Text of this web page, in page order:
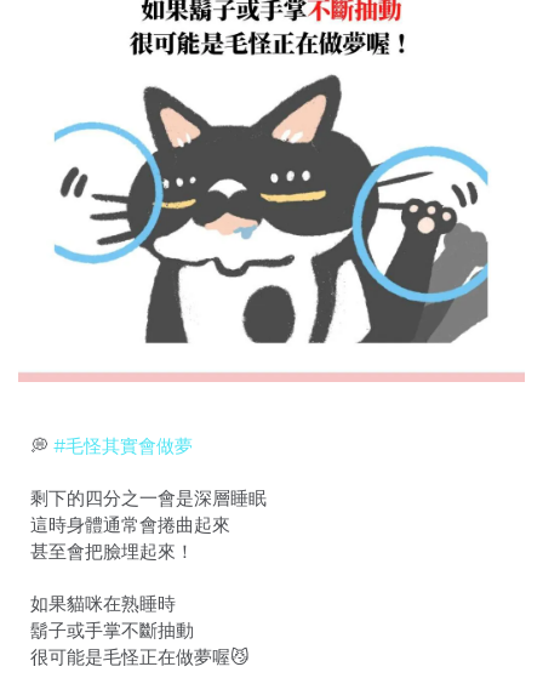
💭 #毛怪其實會做夢
剩下的四分之一會是深層睡眠
這時身體通常會捲曲起來
甚至會把臉埋起來！
如果貓咪在熟睡時
鬍子或手掌不斷抽動
很可能是毛怪正在做夢喔😼